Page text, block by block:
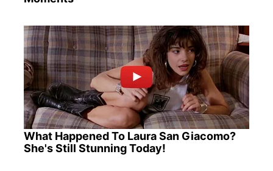
What Happened To Laura San Giacomo?
She's Still Stunning Today!